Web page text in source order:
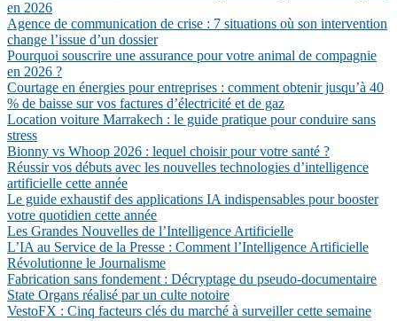
en 2026
Agence de communication de crise : 7 situations où son intervention
change l’issue d’un dossier
Pourquoi souscrire une assurance pour votre animal de compagnie
en 2026 ?
Courtage en énergies pour entreprises : comment obtenir jusqu’à 40
% de baisse sur vos factures d’électricité et de gaz
Location voiture Marrakech : le guide pratique pour conduire sans
stress
Bionny vs Whoop 2026 : lequel choisir pour votre santé ?
Réussir vos débuts avec les nouvelles technologies d’intelligence
artificielle cette année
Le guide exhaustif des applications IA indispensables pour booster
votre quotidien cette année
Les Grandes Nouvelles de l’Intelligence Artificielle
L’IA au Service de la Presse : Comment l’Intelligence Artificielle
Révolutionne le Journalisme
Fabrication sans fondement : Décryptage du pseudo-documentaire
State Organs réalisé par un culte notoire
VestoFX : Cinq facteurs clés du marché à surveiller cette semaine